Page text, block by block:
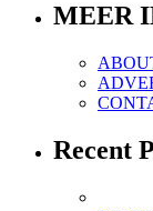
MEER
Recent